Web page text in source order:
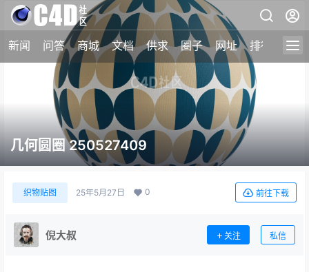
新闻 问答 商城 文档 供求 圈子 网址 排行榜
几何圆圈 250527409
织物贴图 25年5月27日 0 前往下载
倪大叔 关注 私信